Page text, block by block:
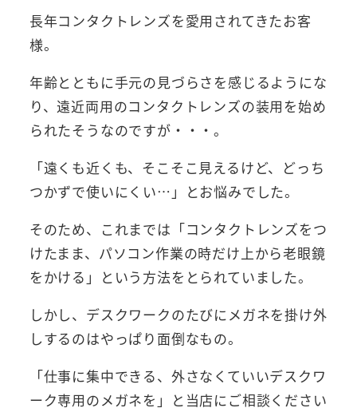
長年コンタクトレンズを愛用されてきたお客
様。
年齢とともに手元の見づらさを感じるようにな
り、遠近両用のコンタクトレンズの装用を始め
られたそうなのですが・・・。
「遠くも近くも、そこそこ見えるけど、どっち
つかずで使いにくい…」とお悩みでした。
そのため、これまでは「コンタクトレンズをつ
けたまま、パソコン作業の時だけ上から老眼鏡
をかける」という方法をとられていました。
しかし、デスクワークのたびにメガネを掛け外
しするのはやっぱり面倒なもの。
「仕事に集中できる、外さなくていいデスクワ
ーク専用のメガネを」と当店にご相談ください